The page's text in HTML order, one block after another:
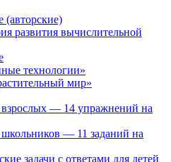
(авторские)
развития вычислительной
технологии»
мир»
взрослых — 14 упражнений на
школьников — 11 заданий на
задачи с ответами для детей